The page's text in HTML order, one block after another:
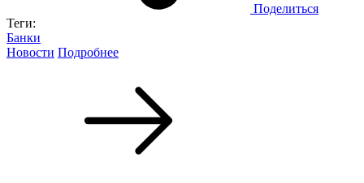
Поделиться
Теги:
Банки
Новости Подробнее